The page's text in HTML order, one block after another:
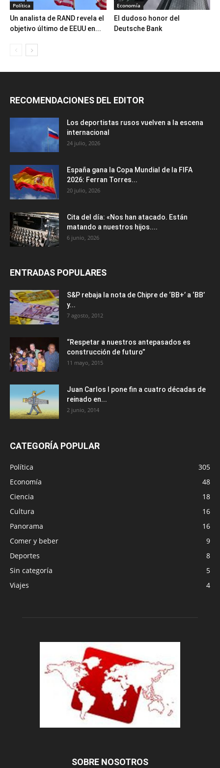
Política
Un analista de RAND revela el
objetivo último de EEUU en...
Economía
El dudoso honor del
Deutsche Bank
RECOMENDACIONES DEL EDITOR
Los deportistas rusos vuelven a la escena
internacional
24 julio, 2026
España gana la Copa Mundial de la FIFA
2026: Ferran Torres...
20 julio, 2026
Cita del día: «Nos han atacado. Están
matando a nuestros hijos....
6 junio, 2026
ENTRADAS POPULARES
S&P rebaja la nota de Chipre de ‘BB+’ a ‘ВВ’
y...
7 agosto, 2012
“Respetar a nuestros antepasados es
construcción de futuro”
11 mayo, 2015
Juan Carlos I pone fin a cuatro décadas de
reinado en...
2 junio, 2014
CATEGORÍA POPULAR
Política
305
Economía
48
Ciencia
18
Cultura
16
Panorama
16
Comer y beber
9
Deportes
8
Sin categoría
5
Viajes
4
SOBRE NOSOTROS